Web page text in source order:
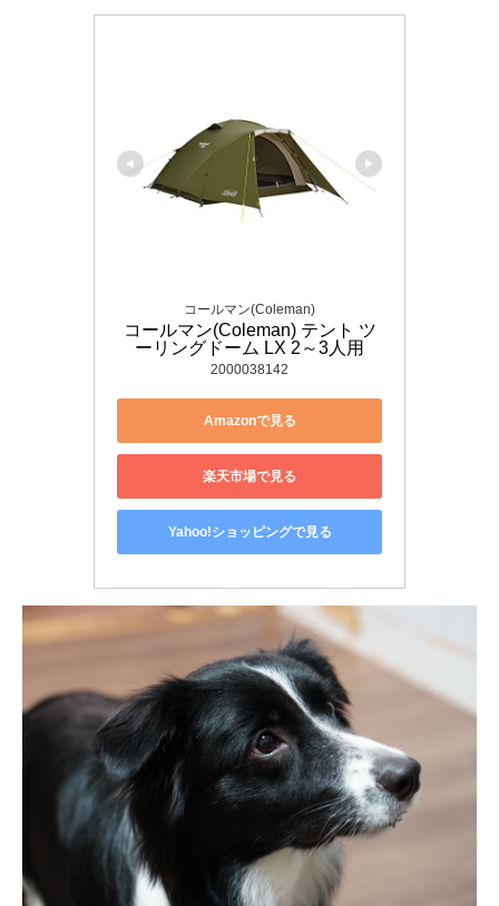
コールマン(Coleman)
コールマン(Coleman) テント ツ
ーリングドーム LX 2～3人用
2000038142
Amazonで見る
楽天市場で見る
Yahoo!ショッピングで見る